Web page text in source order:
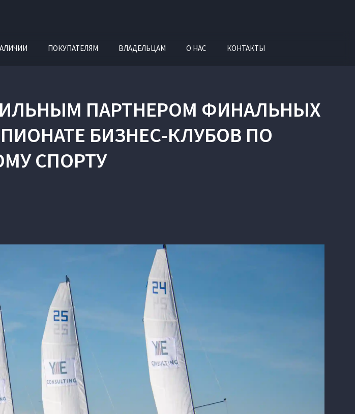
ПОКУПАТЕЛЯМ ВЛАДЕЛЬЦАМ О НАС КОНТАКТЫ
ПАРТНЕРОМ ФИНАЛЬНЫХ
БИЗНЕС-КЛУБОВ ПО
СПОРТУ